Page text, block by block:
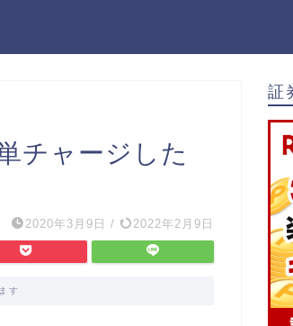
チャージした
2020年3月9日 / 2022年2月9日
す
証